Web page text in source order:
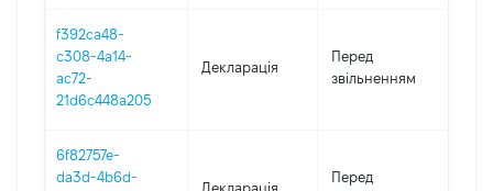
f392ca48-
c308-4a14-
ac72-
21d6c448a205
Декларація
Перед
звільненням
6f82757e-
da3d-4b6d-
Декларація
Перед